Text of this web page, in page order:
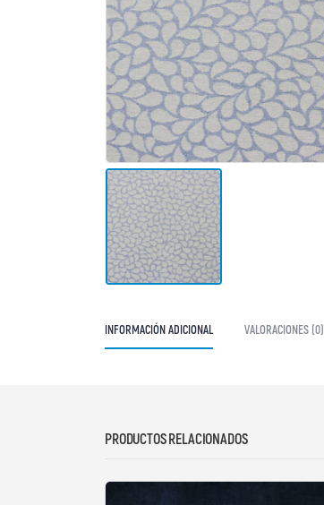
INFORMACIÓN ADICIONAL VALORACIONES (0)
PRODUCTOS RELACIONADOS